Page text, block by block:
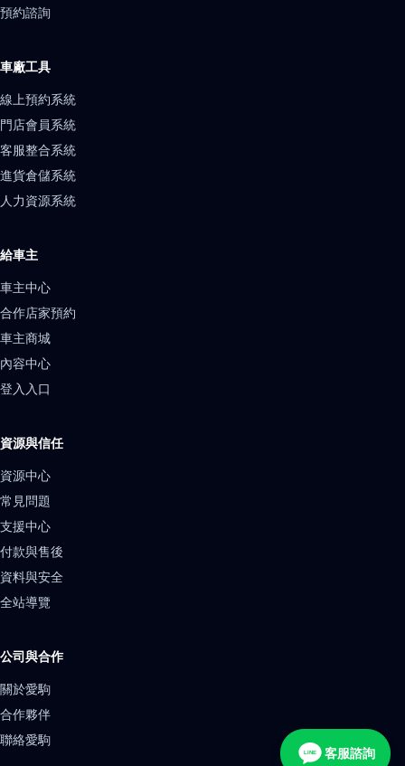
預約諮詢
車廠工具
線上預約系統
門店會員系統
客服整合系統
進貨倉儲系統
人力資源系統
給車主
車主中心
合作店家預約
車主商城
內容中心
登入入口
資源與信任
資源中心
常見問題
支援中心
付款與售後
資料與安全
全站導覽
公司與合作
關於愛駒
合作夥伴
聯絡愛駒
LINE 客服諮詢